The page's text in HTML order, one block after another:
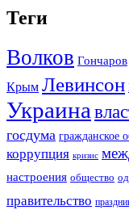
Теги
Волков Гончаров
Крым Левинсон
Украина
госдума гражданское
коррупция кризис
настроения общество
правительство